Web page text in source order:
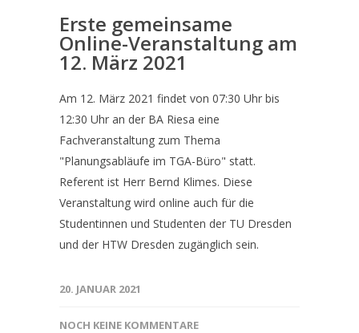
Erste gemeinsame
Online-Veranstaltung am
12. März 2021
Am 12. März 2021 findet von 07:30 Uhr bis
12:30 Uhr an der BA Riesa eine
Fachveranstaltung zum Thema
"Planungsabläufe im TGA-Büro" statt.
Referent ist Herr Bernd Klimes. Diese
Veranstaltung wird online auch für die
Studentinnen und Studenten der TU Dresden
und der HTW Dresden zugänglich sein.
20. JANUAR 2021
NOCH KEINE KOMMENTARE